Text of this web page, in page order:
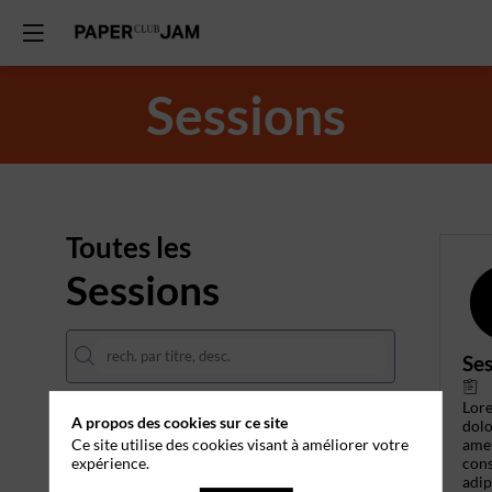
Sessions
Toutes les
Sessions
DATES
THÈMATIQUES
A propos des cookies sur ce site
Ce site utilise des cookies visant à améliorer votre
expérience.